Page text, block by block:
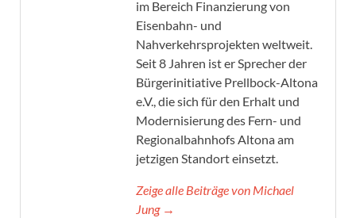
im Bereich Finanzierung von
Eisenbahn- und
Nahverkehrsprojekten weltweit.
Seit 8 Jahren ist er Sprecher der
Bürgerinitiative Prellbock-Altona
e.V., die sich für den Erhalt und
Modernisierung des Fern- und
Regionalbahnhofs Altona am
jetzigen Standort einsetzt.
Zeige alle Beiträge von Michael
Jung →